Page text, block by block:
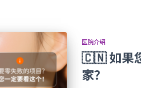
医院介绍
🇨🇳 如果
家？